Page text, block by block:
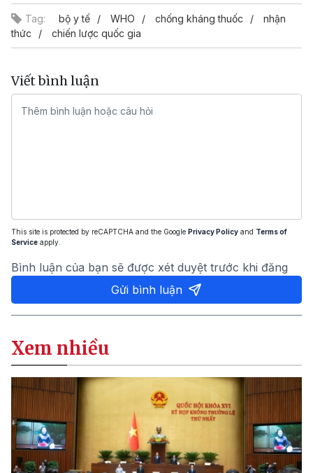
Tag: bộ y tế WHO chống kháng thuốc
nhận
thức
chiến lược quốc gia
Viết bình luận
This site is protected by reCAPTCHA and the Google Privacy Policy and Terms of
Service apply.
Bình luận của bạn sẽ được xét duyệt trước khi đăng
Gửi bình luận
Xem nhiều